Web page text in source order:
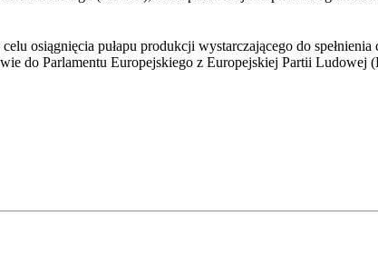
osiągnięcia pułapu produkcji wystarczającego do spełnienia
do Parlamentu Europejskiego z Europejskiej Partii Ludowej